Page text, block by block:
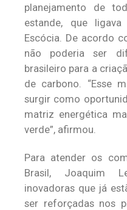
planejamento de
estande, que
Escócia. De acordo
não poderia ser
brasileiro para a
de carbono. “Esse
surgir como
matriz energética
verde”, afirmou.
Para atender os
Brasil, Joaquim
inovadoras que já
ser reforçadas nos